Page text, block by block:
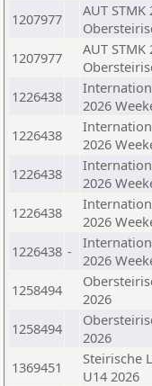
1207977
AUT STMK
1207977
AUT STMK
1226438
2026
1226438
2026
1226438
2026
1226438
2026
1226438 -
2026
1258494
2026
1258494
2026
1369451
Steirische
U14 2026